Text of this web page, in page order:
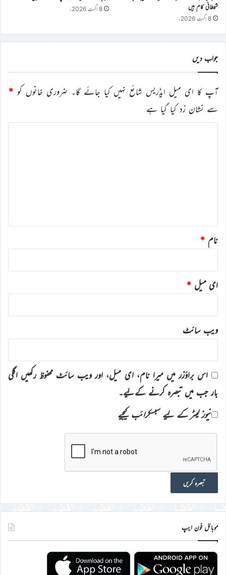
شیطانی کام ہیں
8 اگست 2026ء
8 اگست 2026ء
جواب دیں
آپ کا ای میل ایڈریس شائع نہیں کیا جائے گا۔ ضروری خانوں کو *
سے نشان زد کیا گیا ہے
نام *
ای میل *
ویب‌ سائٹ
اس براؤزر میں میرا نام، ای میل، اور ویب سائٹ محفوظ رکھیں اگلی
بار جب میں تبصرہ کرنے کےلیے۔
نیوز لیٹر کے لیے سبسکرائب کیجیے
موبائل فون ایپ